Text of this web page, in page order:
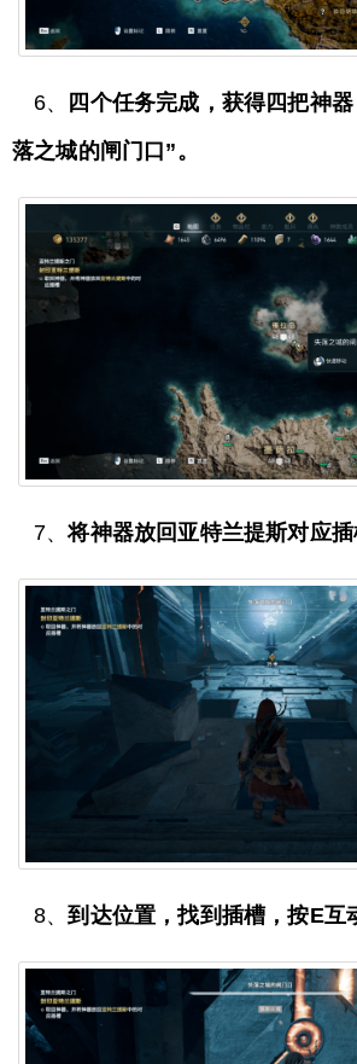
6、
四个任务完成，获得四把神
落之城的闸门口”。
7、将神器放回亚特兰提斯对应插
8、到达位置，找到插槽，按E互